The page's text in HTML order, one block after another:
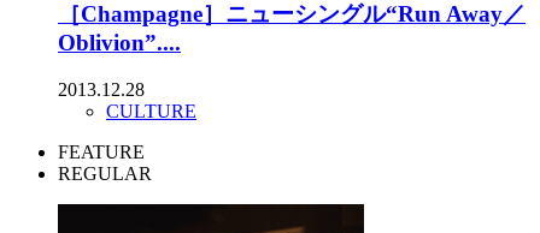
［Champagne］ニューシングル“Run Away／
Oblivion”....
2013.12.28
CULTURE
FEATURE
REGULAR